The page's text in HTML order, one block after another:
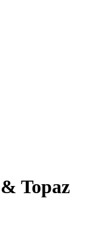
Topaz